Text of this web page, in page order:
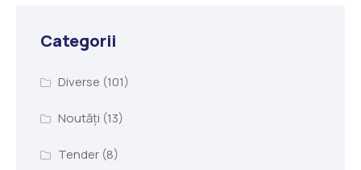
Categorii
Diverse (101)
Noutăți (13)
Tender(8)